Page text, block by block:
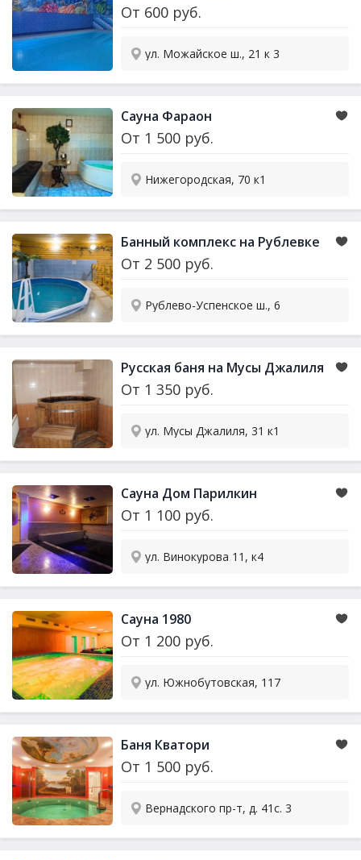
От 600 руб.
ул. Можайское ш., 21 к 3
Сауна Фараон
От 1 500 руб.
Нижегородская, 70 к1
Банный комплекс на Рублевке
От 2 500 руб.
Рублево-Успенское ш., 6
Русская баня на Мусы Джалиля
От 1 350 руб.
ул. Мусы Джалиля, 31 к1
Сауна Дом Парилкин
От 1 100 руб.
ул. Винокурова 11, к4
Сауна 1980
От 1 200 руб.
ул. Южнобутовская, 117
Баня Кватори
От 1 500 руб.
Вернадского пр-т, д. 41с. 3